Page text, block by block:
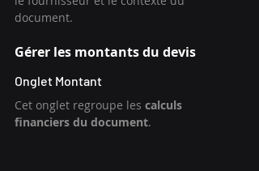
document.
Gérer les montants du devis
Onglet Montant
Cet onglet regroupe les calculs
financiers du document.